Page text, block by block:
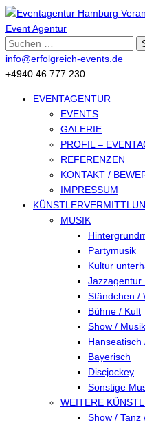
Suche
nach:
info@erfolgreich-events.de
+4940 46 777 230
EVENTAGENTUR
EVENTS
GALERIE
PROFIL –
REFERENZEN
KONTAKT /
IMPRESSUM
MUSIK
Partymusik
Kultur
Jazzagentur
Ständchen /
Bühne / Kult
Show /
Hanseatisch
Bayerisch
Discjockey
Sonstige
WEITERE
Show / Tanz